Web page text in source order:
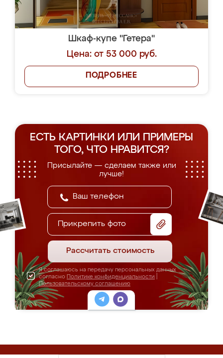
Шкаф-купе "Гетера"
Цена: от 53 000 руб.
ПОДРОБНЕЕ
ЕСТЬ КАРТИНКИ ИЛИ ПРИМЕРЫ
ТОГО, ЧТО НРАВИТСЯ?
Присылайте — сделаем также или
лучше!
Прикрепить фото
Рассчитать стоимость
Я соглашаюсь на передачу персональных данных
согласно Политике конфиденциальности
Пользовательскому соглашению